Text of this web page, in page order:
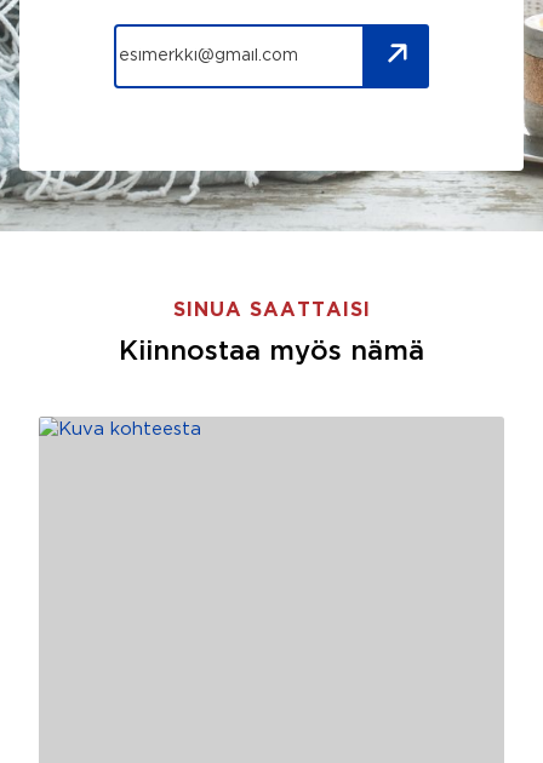
SINUA SAATTAISI
Kiinnostaa myös nämä